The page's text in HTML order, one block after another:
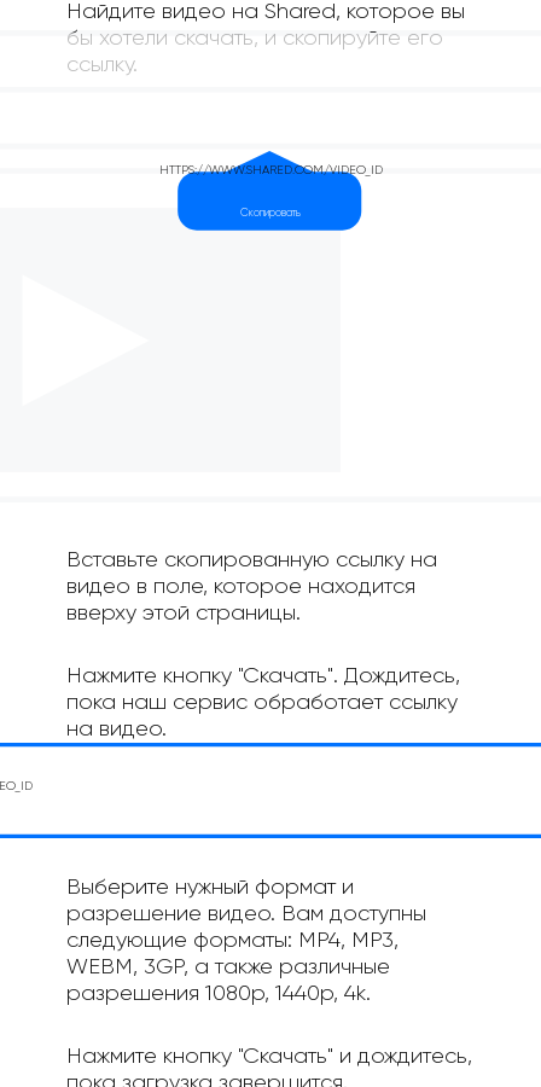
Найдите видео на Shared, которое вы
бы хотели скачать, и скопируйте его
ссылку.
Вставьте скопированную ссылку на
видео в поле, которое находится
вверху этой страницы.
Нажмите кнопку "Скачать". Дождитесь,
пока наш сервис обработает ссылку
на видео.
Выберите нужный формат и
разрешение видео. Вам доступны
следующие форматы: MP4, MP3,
WEBM, 3GP, а также различные
разрешения 1080p, 1440p, 4k.
Нажмите кнопку "Скачать" и дождитесь,